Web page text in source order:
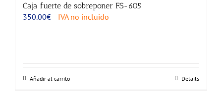
Caja fuerte de sobreponer FS-605
350.00€ IVA no incluido
Añadir al carrito Details